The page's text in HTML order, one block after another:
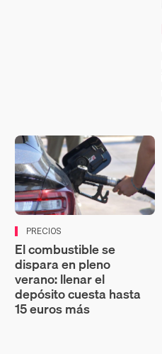
PRECIOS
El combustible se
dispara en pleno
verano: llenar el
depósito cuesta hasta
15 euros más